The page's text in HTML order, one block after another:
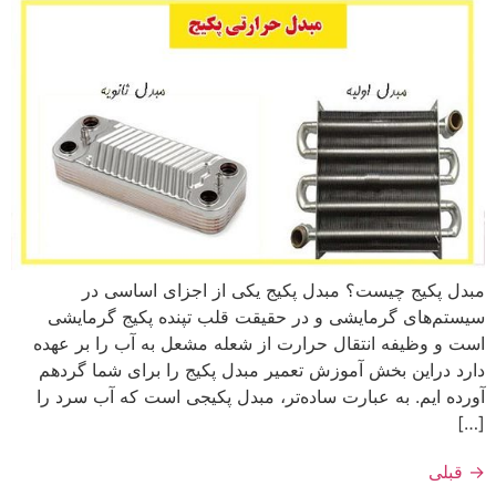
مبدل پکیج چیست؟ مبدل پکیج یکی از اجزای اساسی در
سیستم‌های گرمایشی و در حقیقت قلب تپنده پکیج گرمایشی
است و وظیفه انتقال حرارت از شعله مشعل به آب را بر عهده
دارد دراین بخش آموزش تعمیر مبدل پکیج را برای شما گردهم
آورده ایم. به عبارت ساده‌تر، مبدل پکیجی است که آب سرد را
[…]
→ قبلی